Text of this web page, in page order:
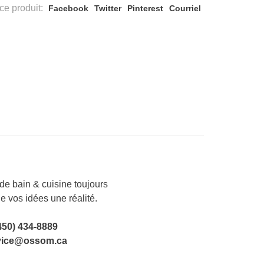
produit: Facebook Twitter Pinterest Courriel
bain & cuisine toujours
vos idées une réalité.
434-8889